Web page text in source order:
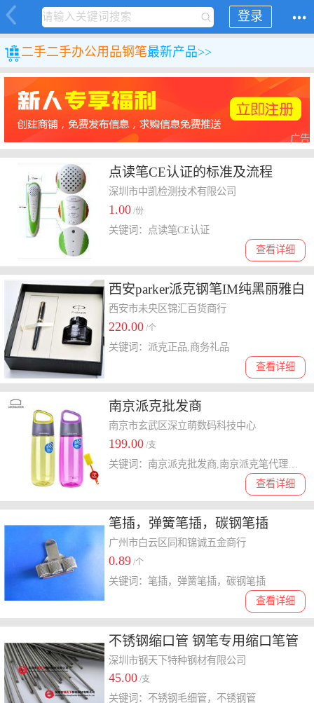
登录
二手二手办公用品钢笔最新产品>>
广告
点读笔CE认证的标准及流程
深圳市中凯检测技术有限公司
1.00 /份
查看详细
关键词：点读笔CE认证
西安parker派克钢笔IM纯黑丽雅白
夹墨水笔商务送礼签字笔
西安市未央区锦汇百货商行
220.00 /个
查看详细
关键词：派克正品,商务礼品
南京派克批发商
南京市玄武区深立萌数码科技中心
199.00 /支
查看详细
笔插，弹簧笔插，碳钢笔插
广州市白云区同和锦诚五金商行
0.89 /个
查看详细
关键词：笔插，弹簧笔插，碳钢笔插
不锈钢缩口管 钢笔专用缩口笔管
自动铅笔笔芯毛细管
深圳市钢天下特种钢材有限公司
45.00 /支
关键词：不锈钢毛细管，不锈钢管